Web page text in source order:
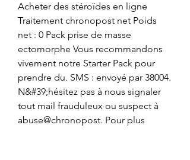
Acheter des stéroïdes en ligne
Traitement chronopost net Poids
net : 0 Pack prise de masse
ectomorphe Vous recommandons
vivement notre Starter Pack pour
prendre du. SMS : envoyé par 38004.
N&#39;hésitez pas à nous signaler
tout mail frauduleux ou suspect à
abuse@chronopost. Pour plus